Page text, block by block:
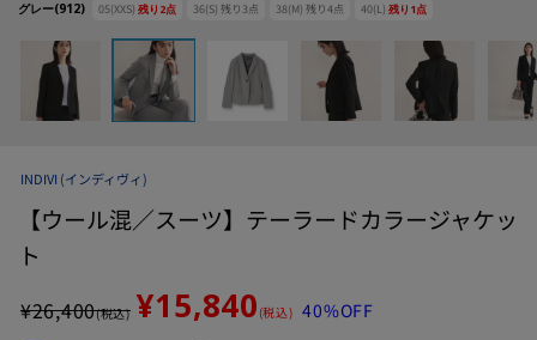
グレー(912) 05(XXS) 残り 2点 36(S) 残り 3点 38(M) 残り4点 40(L) 残り 1点
INDIVI (インディヴィ)
【ウール混／スーツ】テーラードカラージャケッ
ト
¥26,400(税込) ¥15,840 (税込) 40%OFF